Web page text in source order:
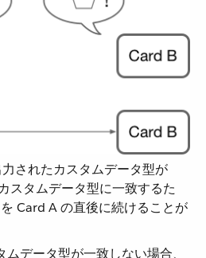
されたカスタムデータ型が
スタムデータ型に一致するた
Card A の直後に続けることが
データ型が一致しない場合、